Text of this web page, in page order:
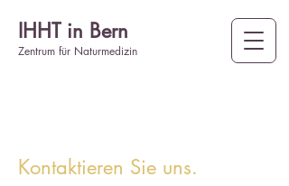
IHHT in Bern
Zentrum für Naturmedizin
Kontaktieren Sie uns.